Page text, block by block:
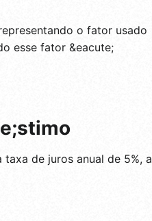
o fator usado
esse fator &eacute;
de juros anual de 5%, a